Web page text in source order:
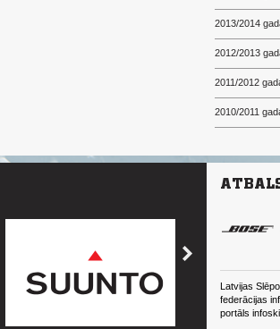
2013/2014
2012/2013
2011/2012
2010/2011
Latvijas
federācijas
portāls